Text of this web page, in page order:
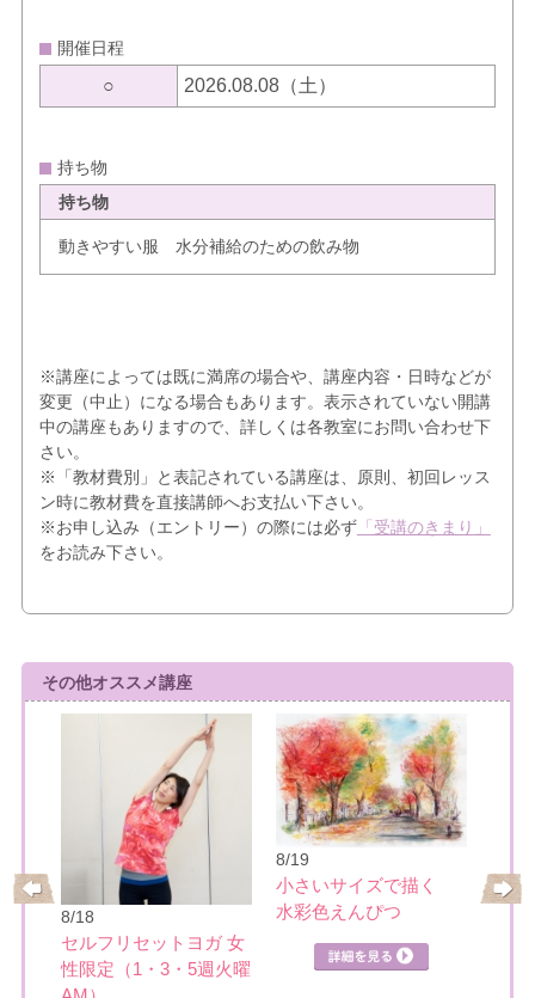
開催日程
○ 2026.08.08（土）
持ち物
持ち物
動きやすい服 水分補給のための飲み物
※講座によっては既に満席の場合や、講座内容・日時などが
変更（中止）になる場合もあります。表示されていない開講
中の講座もありますので、詳しくは各教室にお問い合わせ下
さい。
※「教材費別」と表記されている講座は、原則、初回レッス
ン時に教材費を直接講師へお支払い下さい。
※お申し込み（エントリー）の際には必ず「受講のきまり」
をお読み下さい。
その他オススメ講座
8/18
セルフリセットヨガ 女
性限定（1・3・5週火曜
8/19
小さいサイズで描く
水彩色えんぴつ